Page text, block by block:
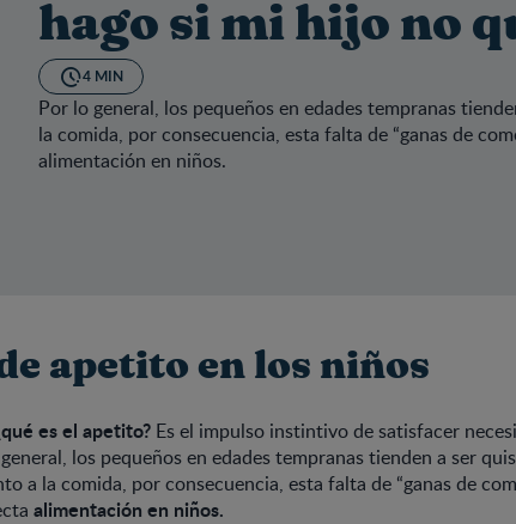
hago si mi hijo no
4 MIN
Por lo general, los pequeños en edades tempranas
la comida, por consecuencia, esta falta de “ganas de
alimentación en niños.
apetito en los niños
es el apetito? Es el impulso instintivo de satisfacer
los pequeños en edades tempranas tienden a ser
a la comida, por consecuencia, esta falta de “ganas de
alimentación en niños.